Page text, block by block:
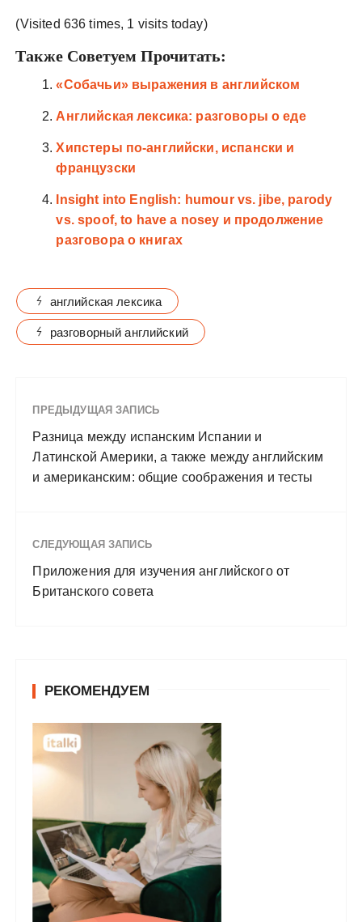
(Visited 636 times, 1 visits today)
Также Советуем Прочитать:
«Собачьи» выражения в английском
Английская лексика: разговоры о еде
Хипстеры по-английски, испански и
французски
Insight into English: humour vs. jibe, parody
vs. spoof, to have a nosey и продолжение
разговора о книгах
английская лексика
разговорный английский
ПРЕДЫДУЩАЯ ЗАПИСЬ
Разница между испанским Испании и
Латинской Америки, а также между английским
и американским: общие соображения и тесты
СЛЕДУЮЩАЯ ЗАПИСЬ
Приложения для изучения английского от
Британского совета
РЕКОМЕНДУЕМ